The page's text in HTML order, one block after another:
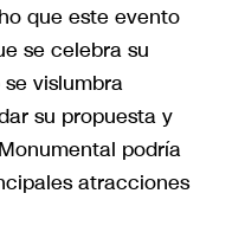
que este evento
se celebra su
vislumbra
su propuesta y
podría
atracciones